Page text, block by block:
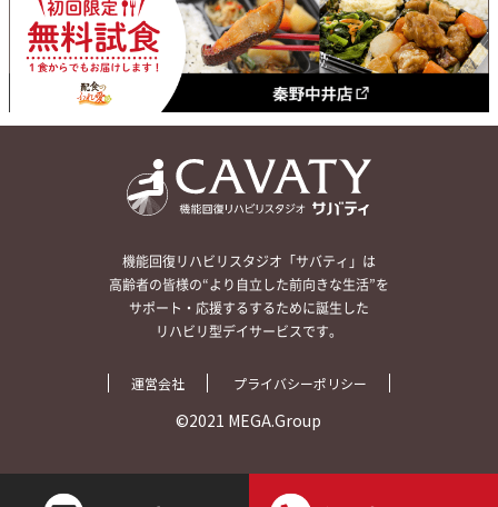
機能回復リハビリスタジオ「サバティ」は
高齢者の皆様の“より自立した前向きな生活”を
サポート・応援するするために誕生した
リハビリ型デイサービスです。
運営会社 プライバシーポリシー
©2021 MEGA.Group